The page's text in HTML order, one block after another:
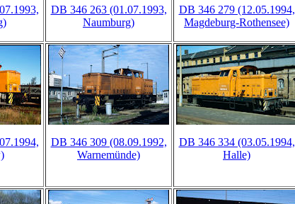
DB 346 263 (01.07.1993,
Naumburg)
DB 346 279 (12.05.1994,
Magdeburg-Rothensee)
DB 346 309 (08.09.1992,
Warnemünde)
DB 346 334 (03.05.1994,
Halle)